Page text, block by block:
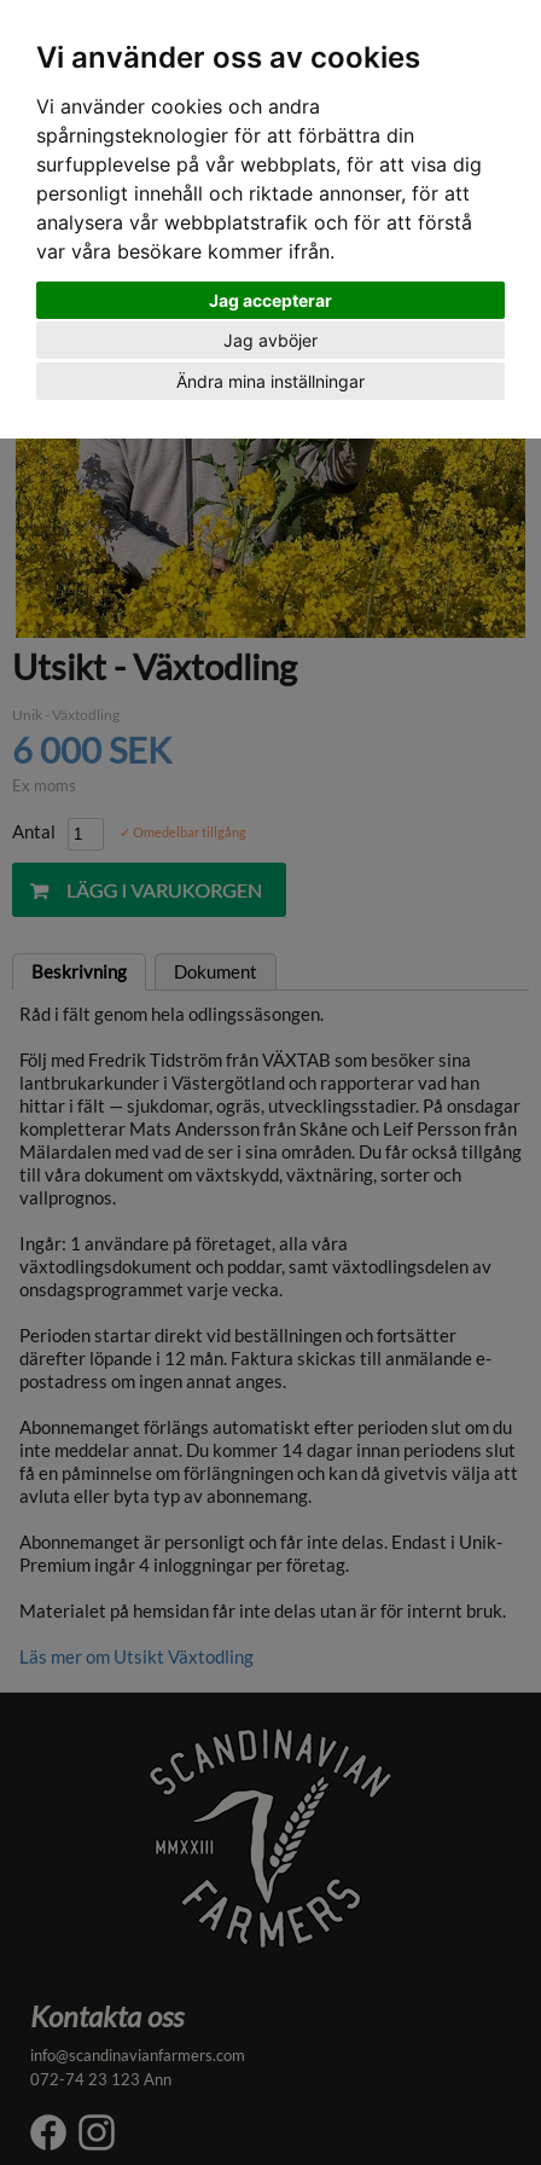
Vi använder oss av cookies
Vi använder cookies och andra
spårningsteknologier för att förbättra din
surfupplevelse på vår webbplats, för att visa dig
personligt innehåll och riktade annonser, för att
analysera vår webbplatstrafik och för att förstå
var våra besökare kommer ifrån.
Jag accepterar
Jag avböjer
Ändra mina inställningar
Hem ›Abonnemang › Utsikt - Växtodling
Utsikt - Växtodling
Unik - Växtodling
6 000 SEK
Ex moms
Antal ✓ Omedelbar tillgång
Beskrivning Dokument
Råd i fält genom hela odlingssäsongen.
Följ med Fredrik Tidström från VÄXTAB som besöker sina
lantbrukarkunder i Västergötland och rapporterar vad han
hittar i fält — sjukdomar, ogräs, utvecklingsstadier. På onsdagar
kompletterar Mats Andersson från Skåne och Leif Persson från
Mälardalen med vad de ser i sina områden. Du får också tillgång
till våra dokument om växtskydd, växtnäring, sorter och
vallprognos.
Ingår: 1 användare på företaget, alla våra
växtodlingsdokument och poddar, samt växtodlingsdelen av
onsdagsprogrammet varje vecka.
Perioden startar direkt vid beställningen och fortsätter
därefter löpande i 12 mån. Faktura skickas till anmälande e-
postadress om ingen annat anges.
Abonnemanget förlängs automatiskt efter perioden slut om du
inte meddelar annat. Du kommer 14 dagar innan periodens slut
få en påminnelse om förlängningen och kan då givetvis välja att
avluta eller byta typ av abonnemang.
Abonnemanget är personligt och får inte delas. Endast i Unik-
Premium ingår 4 inloggningar per företag.
Materialet på hemsidan får inte delas utan är för internt bruk.
Läs mer om Utsikt Växtodling
Kontakta oss
info@scandinavianfarmers.com
072-74 23 123 Ann